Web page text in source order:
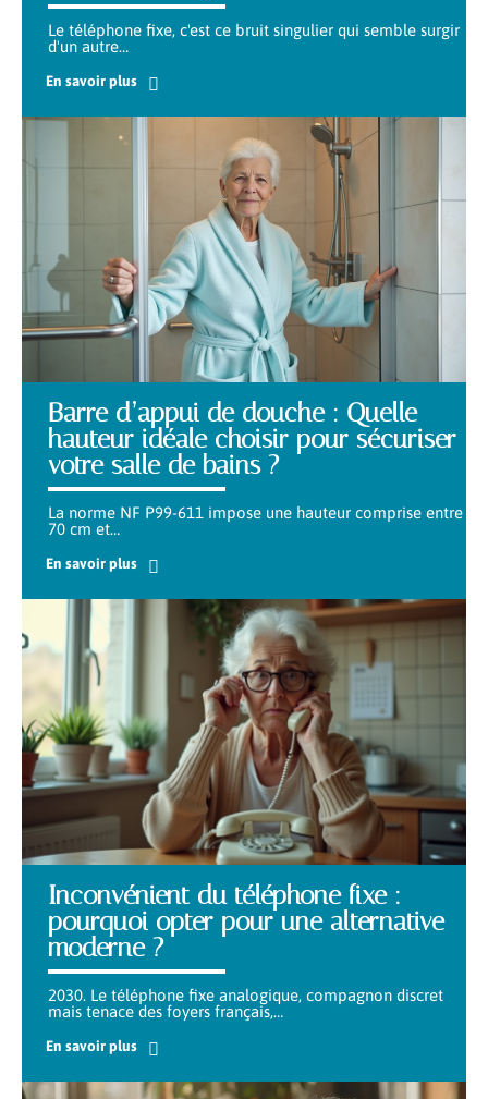
Le téléphone fixe, c'est ce bruit singulier qui semble surgir
d'un autre…
En savoir plus
Barre d’appui de douche : Quelle
hauteur idéale choisir pour sécuriser
votre salle de bains ?
La norme NF P99-611 impose une hauteur comprise entre
70 cm et…
En savoir plus
Inconvénient du téléphone fixe :
pourquoi opter pour une alternative
moderne ?
2030. Le téléphone fixe analogique, compagnon discret
mais tenace des foyers français,…
En savoir plus